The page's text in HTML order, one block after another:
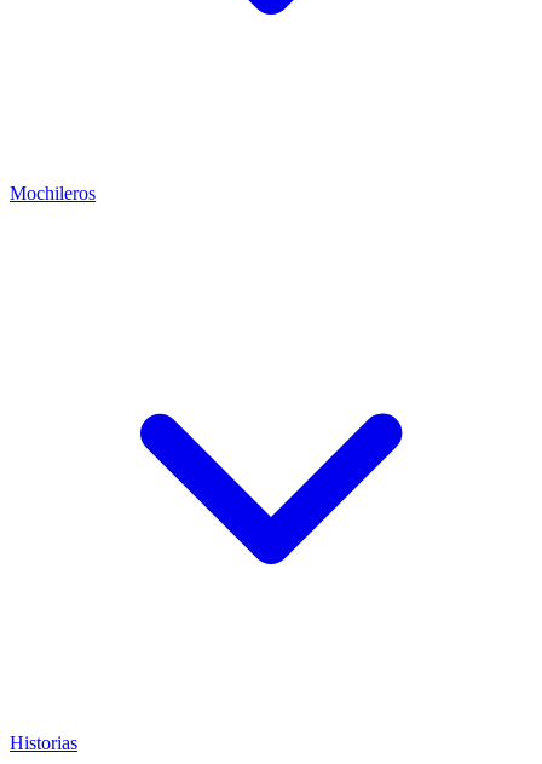
Mochileros
Historias